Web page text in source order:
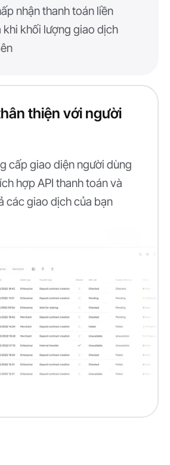
nhận thanh toán liền
khi khối lượng giao dịch
thiện với người
cấp giao diện người dùng
hợp API thanh toán và
các giao dịch của bạn